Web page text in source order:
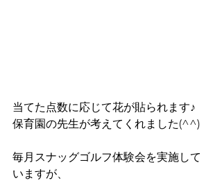
当てた点数に応じて花が貼られます♪
保育園の先生が考えてくれました(^^)
毎月スナッグゴルフ体験会を実施して
いますが、